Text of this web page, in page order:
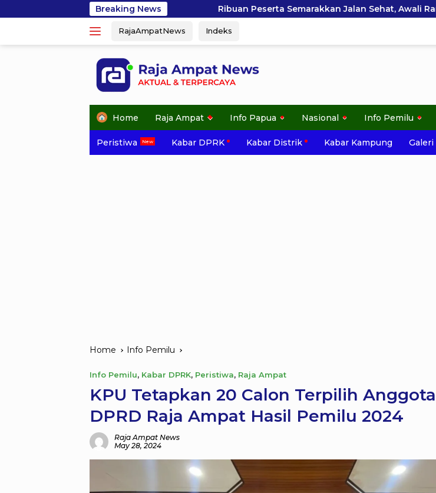
to
Breaking News
Ribuan Peserta Semarakkan Jalan Sehat, Awali Rangkaian Peringatan
RajaAmpatNews Indeks
Home Raja Ampat Info Papua Nasional Info Pemilu
Peristiwa Kabar DPRK Kabar Distrik Kabar Kampung Galeri
Home Info Pemilu
Info Pemilu, Kabar DPRK, Peristiwa, Raja Ampat
KPU Tetapkan 20 Calon Terpilih Anggota
DPRD Raja Ampat Hasil Pemilu 2024
Raja Ampat News
May 28, 2024